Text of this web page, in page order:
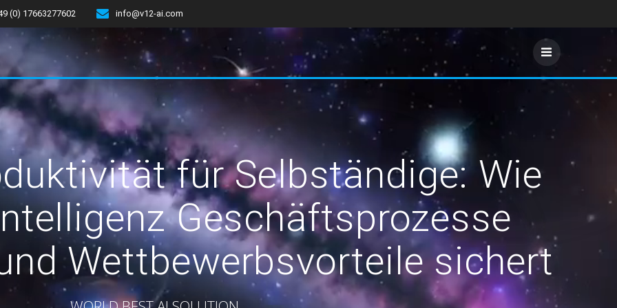
(0) 17663277602 info@v12-ai.com
für Selbständige: Wie
Geschäftsprozesse
Wettbewerbsvorteile sichert